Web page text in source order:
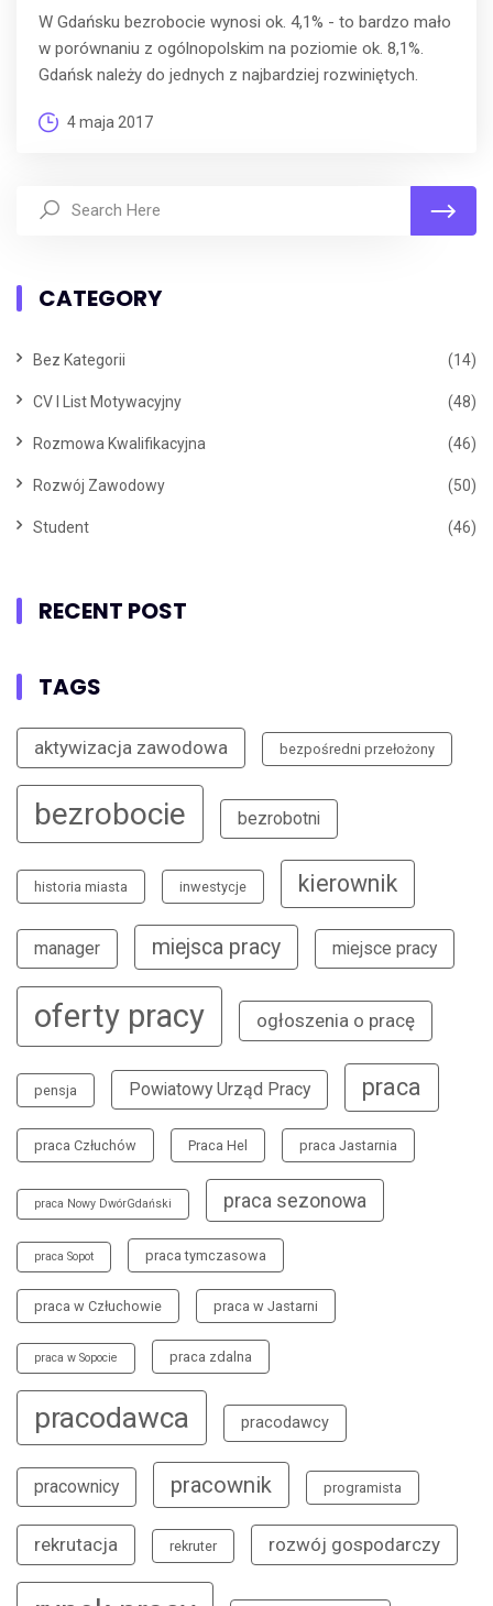
W Gdańsku bezrobocie wynosi ok. 4,1% - to bardzo mało
w porównaniu z ogólnopolskim na poziomie ok. 8,1%.
Gdańsk należy do jednych z najbardziej rozwiniętych.
4 maja 2017
CATEGORY
Bez Kategorii (14)
CV I List Motywacyjny (48)
Rozmowa Kwalifikacyjna (46)
Rozwój Zawodowy (50)
Student (46)
RECENT POST
TAGS
aktywizacja zawodowa bezpośredni przełożony
bezrobocie bezrobotni
historia miasta inwestycje kierownik
manager miejsca pracy miejsce pracy
oferty pracy ogłoszenia o pracę
pensja Powiatowy Urząd Pracy praca
praca Człuchów Praca Hel praca Jastarnia
praca Nowy DwórGdański praca sezonowa
praca Sopot praca tymczasowa
praca w Człuchowie praca w Jastarni
praca w Sopocie praca zdalna
pracodawca pracodawcy
pracownicy pracownik programista
rekrutacja rekruter rozwój gospodarczy